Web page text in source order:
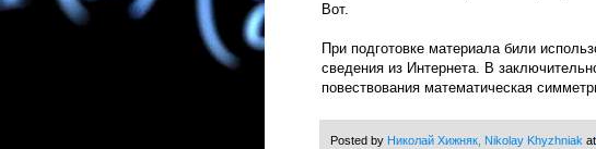
Вот.
При подготовке материала били
сведения из Интернета. В
повествования математическая
Posted by Николай Хижняк, Nikolay Khyzhniak at